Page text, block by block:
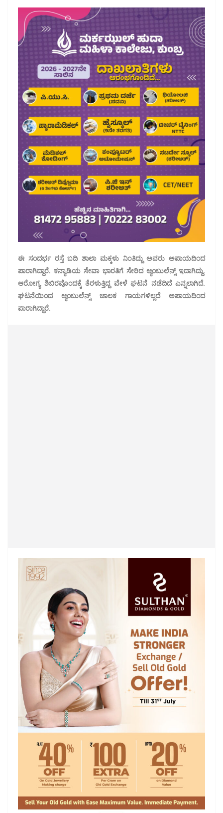
ಈ ಸಂದರ್ಭ ರಸ್ತೆ ಬದಿ ಶಾಲಾ ಮಕ್ಕಳು ನಿಂತಿದ್ದು ಅವರು ಅಪಾಯದಿಂದ
ಪಾರಾಗಿದ್ದಾರೆ. ಕನ್ಯಾಡಿಯ ಸೇವಾ ಭಾರತಿಗೆ ಸೇರಿದ ಆ್ಯಂಬುಲೆನ್ಸ್ ಇದಾಗಿದ್ದು,
ಆರೋಗ್ಯ ಶಿಬಿರವೊಂದಕ್ಕೆ ತೆರಳುತ್ತಿದ್ದ ವೇಳೆ ಘಟನೆ ನಡೆದಿದೆ ಎನ್ನಲಾಗಿದೆ.
ಘಟನೆಯಿಂದ ಆ್ಯಂಬುಲೆನ್ಸ್ ಚಾಲಕ ಗಾಯಗಳಿಲ್ಲದೆ ಅಪಾಯದಿಂದ
ಪಾರಾಗಿದ್ದಾರೆ.